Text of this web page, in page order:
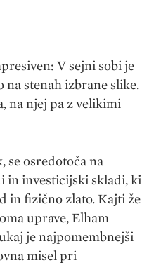
V sejni sobi je
na stenah izbrane slike.
na njej pa z velikimi
se osredotoča na
in investicijski skladi, ki
in fizično zlato. Kajti že
uprave, Elham
je najpomembnejši
misel pri